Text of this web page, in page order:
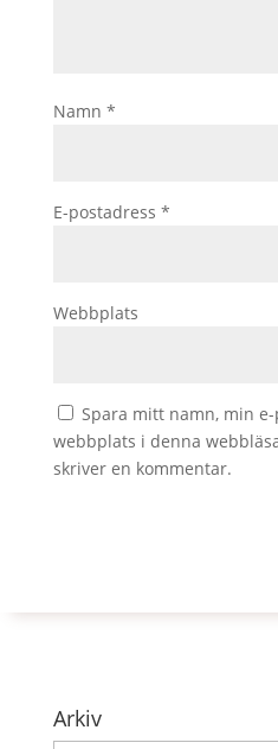
Namn *
E-postadress *
Webbplats
Spara mitt namn, min
webbplats i denna
skriver en kommentar.
Arkiv